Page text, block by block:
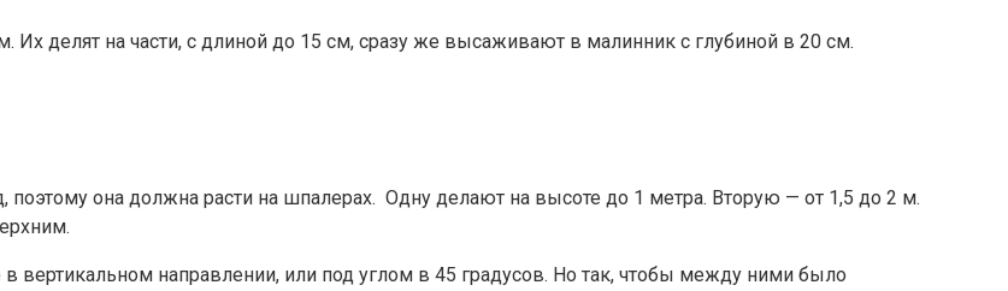
делят на части, с длиной до 15 см, сразу же высаживают в малинник с глубиной в 20 см.
она должна расти на шпалерах. Одну делают на высоте до 1 метра. Вторую — от 1,5 до 2 м.
вертикальном направлении, или под углом в 45 градусов. Но так, чтобы между ними было